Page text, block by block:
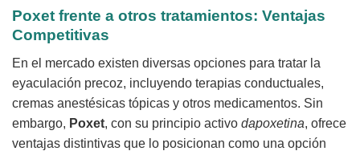
Poxet frente a otros tratamientos: Ventajas
Competitivas
En el mercado existen diversas opciones para tratar la
eyaculación precoz, incluyendo terapias conductuales,
cremas anestésicas tópicas y otros medicamentos. Sin
embargo, Poxet, con su principio activo dapoxetina, ofrece
ventajas distintivas que lo posicionan como una opción